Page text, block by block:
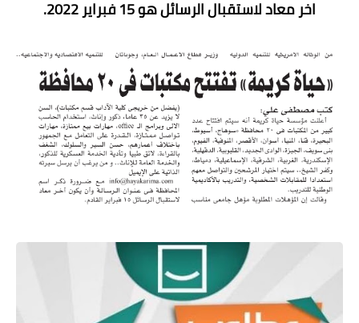
اخر معاد لاستقبال الرسائل هو 15 فبراير 2022.